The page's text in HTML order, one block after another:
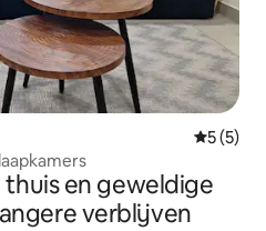
5 (5)
en geweldige
verblijven